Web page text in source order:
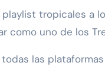
tropicales a
como uno de los
las